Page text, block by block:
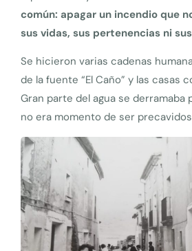
común: apagar un incendio que
sus vidas, sus pertenencias ni
Se hicieron varias cadenas
de la fuente “El Caño” y las casas
Gran parte del agua se derramaba
no era momento de ser